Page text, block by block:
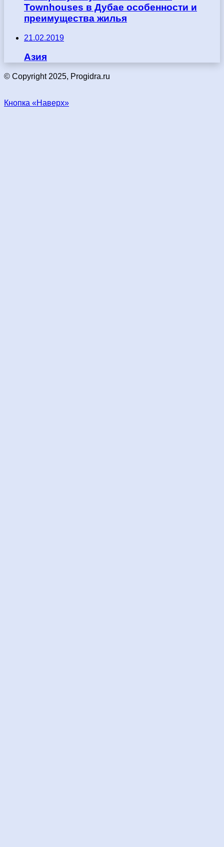
Townhouses в Дубае особенности и
преимущества жилья
21.02.2019
Азия
© Copyright 2025, Progidra.ru
Кнопка «Наверх»